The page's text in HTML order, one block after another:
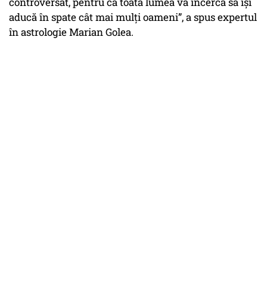
aducă în spate cât mai mulți oameni”, a spus expertul
în astrologie Marian Golea.